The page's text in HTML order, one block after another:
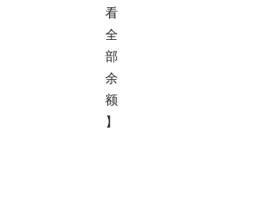
看
全
部
余
额
】